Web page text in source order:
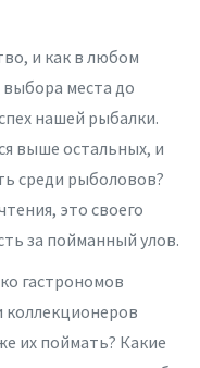
и как в любом
выбора места до
нашей рыбалки.
выше остальных, и
среди рыболовов?
это своего
за пойманный улов.
гастрономов
коллекционеров
их поймать? Какие